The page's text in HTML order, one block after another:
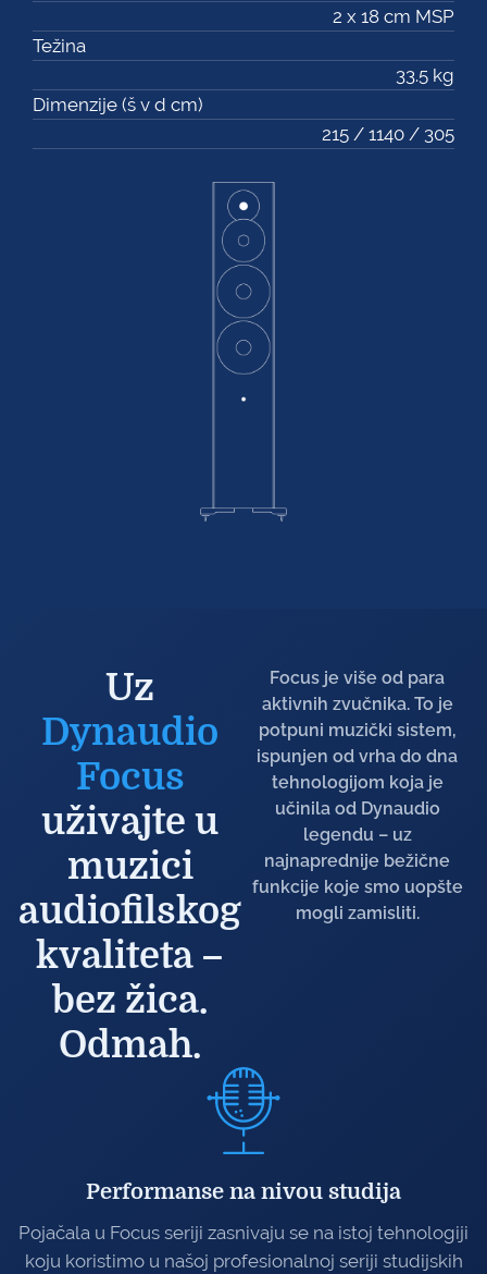
2 x 18 cm MSP
Težina
33.5 kg
Dimenzije (š v d cm)
215 / 1140 / 305
Uz
Dynaudio
Focus
uživajte u
muzici
audiofilskog
kvaliteta –
bez žica.
Odmah.
Focus je više od para
aktivnih zvučnika. To je
potpuni muzički sistem,
ispunjen od vrha do dna
tehnologijom koja je
učinila od Dynaudio
legendu – uz
najnaprednije bežične
funkcije koje smo uopšte
mogli zamisliti.
Performanse na nivou studija
Pojačala u Focus seriji zasnivaju se na istoj tehnologiji
koju koristimo u našoj profesionalnoj seriji studijskih